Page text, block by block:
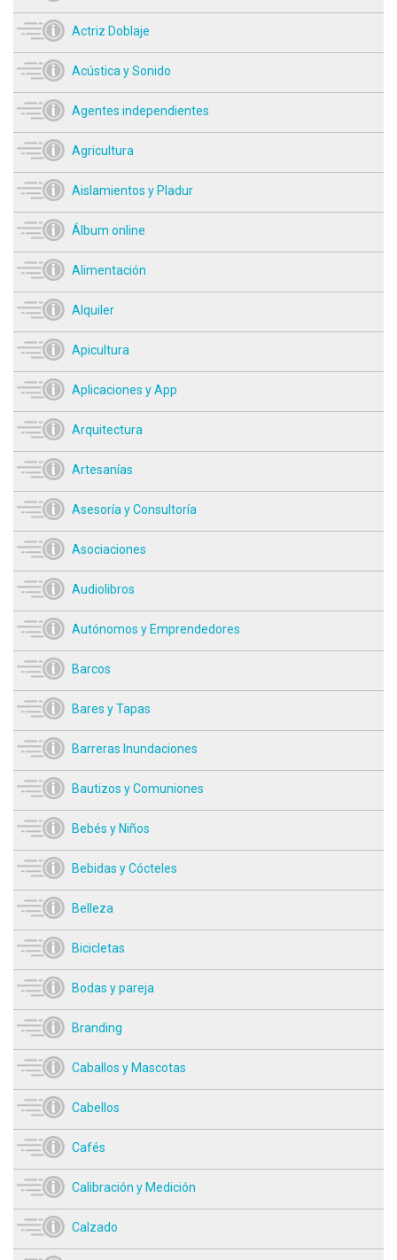
Actriz Doblaje
Acústica y Sonido
Agentes independientes
Agricultura
Aislamientos y Pladur
Álbum online
Alimentación
Alquiler
Apicultura
Aplicaciones y App
Arquitectura
Artesanías
Asesoría y Consultoría
Asociaciones
Audiolibros
Autónomos y Emprendedores
Barcos
Bares y Tapas
Barreras Inundaciones
Bautizos y Comuniones
Bebés y Niños
Bebidas y Cócteles
Belleza
Bicicletas
Bodas y pareja
Branding
Caballos y Mascotas
Cabellos
Cafés
Calibración y Medición
Calzado